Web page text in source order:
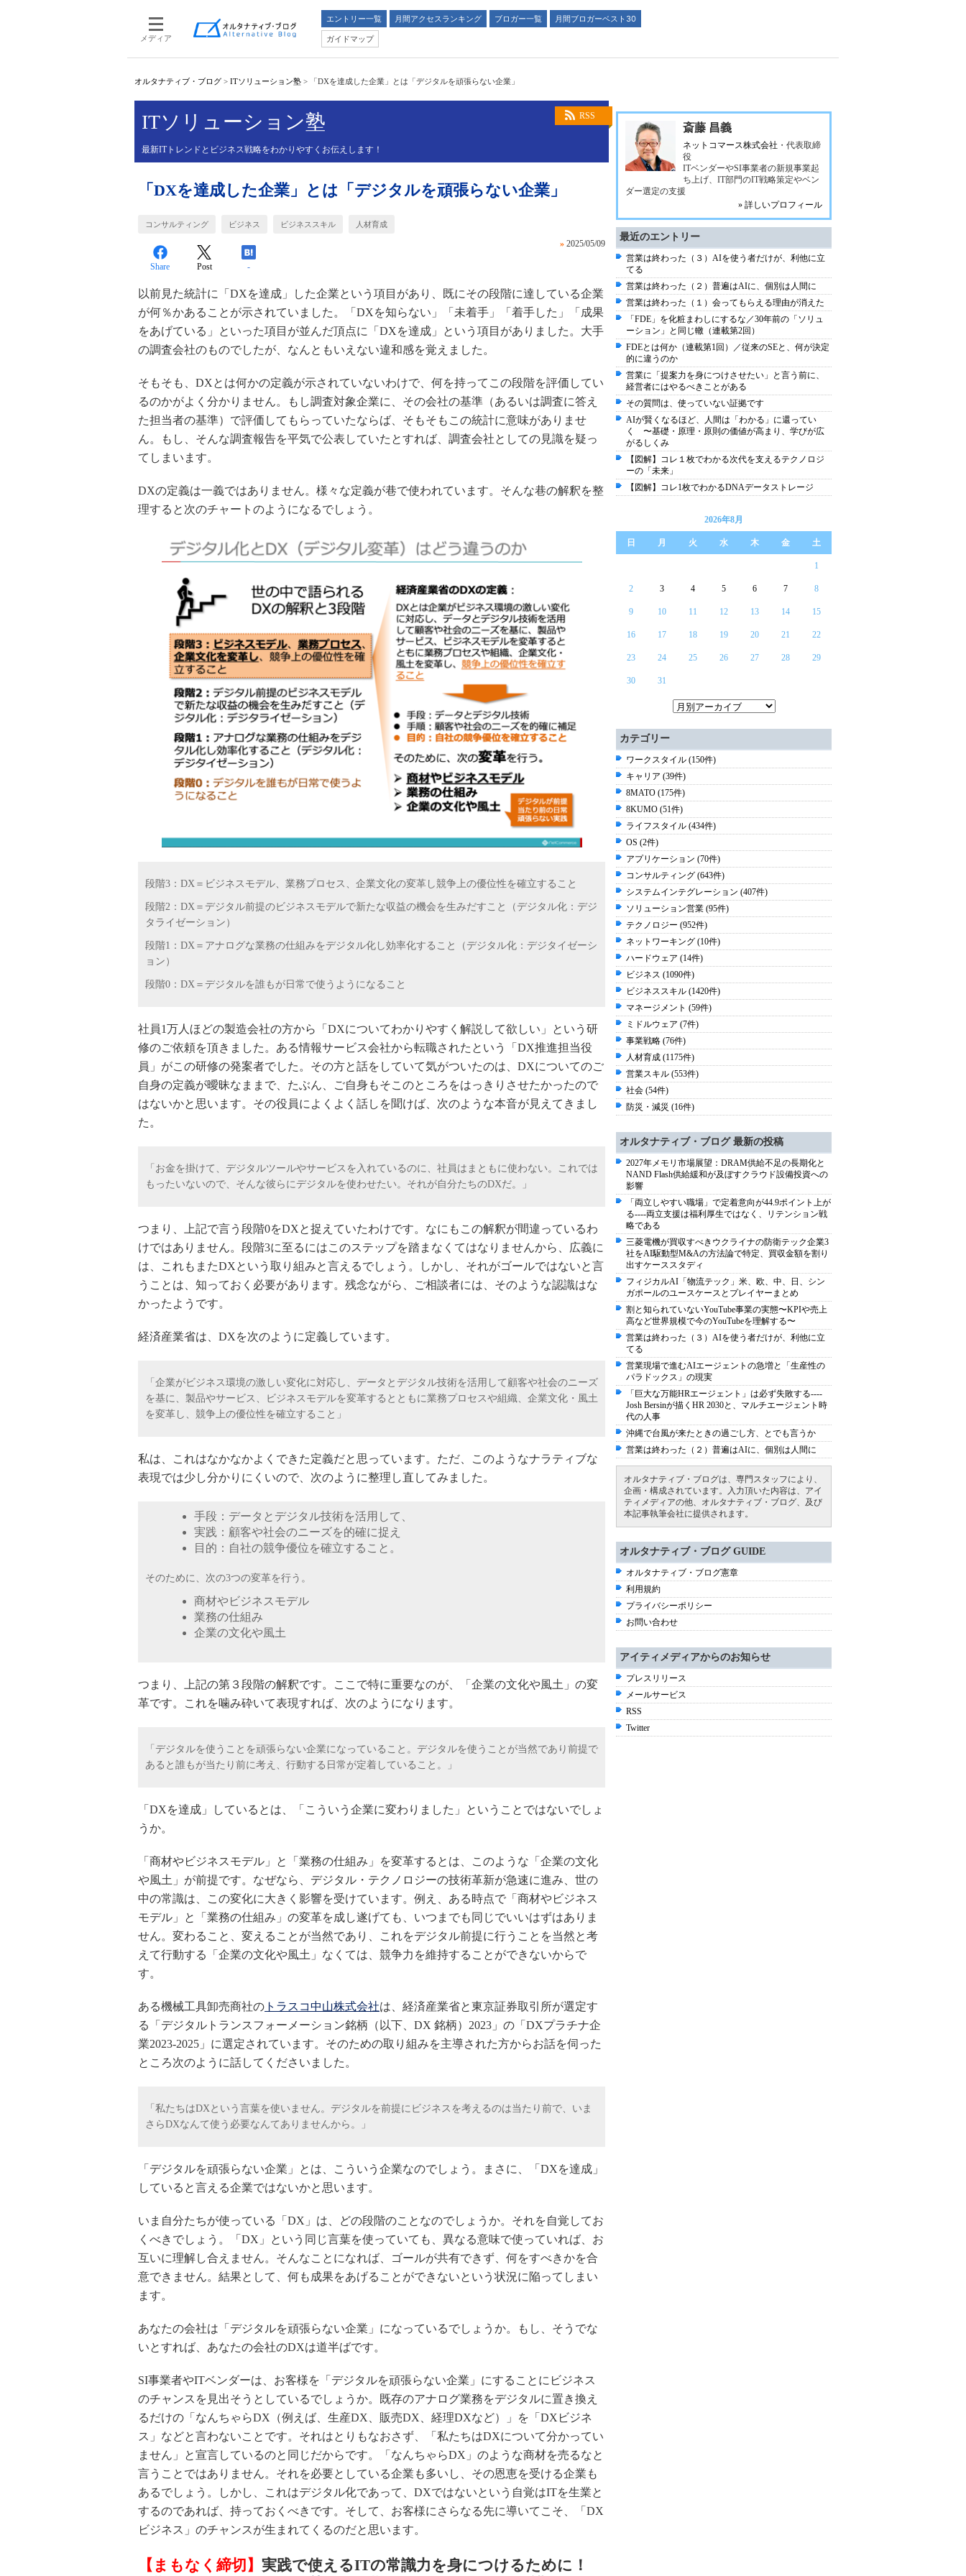
メディア
エントリー一覧 月間アクセスランキング ブロガー一覧
月間ブロガーベスト30
ガイドマップ
オルタナティブ・ブログ > ITソリューション塾 > 「DXを達成した企業」とは「デジタルを頑張らない企業」
RSS
ITソリューション塾
最新ITトレンドとビジネス戦略をわかりやすくお伝えします！
「DXを達成した企業」とは「デジタルを頑張らない企業」
コンサルティング ビジネス ビジネススキル 人材育成
» 2025/05/09
Share Post -
以前見た統計に「 DXを達成」した企業という項目があり、既にその段階に達している企業
が何％かあることが示されていました。「 DXを知らない」「未着手」「着手した」「成果
をあげている」といった項目が並んだ頂点に「 DXを達成」という項目がありました。大手
の調査会社のものでしたが、なんともいえない違和感を覚えました。
そもそも、 DXとは何かの定義が示されていないわけで、何を持ってこの段階を評価してい
るのかがよく分かりません。もし調査対象企業に、その会社の基準（あるいは調査に答え
た担当者の基準）で評価してもらっていたならば、そもそもこの統計に意味がありませ
ん。もし、そんな調査報告を平気で公表していたとすれば、調査会社としての見識を疑っ
てしまいます。
DXの定義は一義ではありません。様々な定義が巷で使われています。そんな巷の解釈を整
理すると次のチャートのようになるでしょう。
段階3 ： DX ＝ビジネスモデル、業務プロセス、企業文化の変革し競争上の優位性を確立すること
段階2 ： DX ＝デジタル前提のビジネスモデルで新たな収益の機会を生みだすこと（デジタル化：デジ
タライゼーション）
段階1 ： DX ＝アナログな業務の仕組みをデジタル化し効率化すること（デジタル化：デジタイゼーシ
ョン）
段階0 ： DX ＝デジタルを誰もが日常で使うようになること
社員1万人ほどの製造会社の方から「 DXについてわかりやすく解説して欲しい」という研
修のご依頼を頂きました。ある情報サービス会社から転職されたという「 DX推進担当役
員」がこの研修の発案者でした。その方と話をしていて気がついたのは、 DXについてのご
自身の定義が曖昧なままで、たぶん、ご自身もそこのところをはっきりさせたかったので
はないかと思います。その役員によくよく話しを聞けば、次のような本音が見えてきまし
た。
「お金を掛けて、デジタルツールやサービスを入れているのに、社員はまともに使わない。これでは
もったいないので、そんな彼らにデジタルを使わせたい。それが自分たちのDXだ。」
つまり、上記で言う段階0をDXと捉えていたわけです。なにもこの解釈が間違っているわ
けではありません。段階3に至るにはこのステップを踏まなくてはなりませんから、広義に
は、これもまたDXという取り組みと言えるでしょう。しかし、それがゴールではないと言
うことは、知っておく必要があります。残念ながら、ご相談者には、そのような認識はな
かったようです。
経済産業省は、 DXを次のように定義しています。
「企業がビジネス環境の激しい変化に対応し、データとデジタル技術を活用して顧客や社会のニーズ
を基に、製品やサービス、ビジネスモデルを変革するとともに業務プロセスや組織、企業文化・風土
を変革し、競争上の優位性を確立すること」
私は、これはなかなかよくできた定義だと思っています。ただ、このようなナラティブな
表現では少し分かりにくいので、次のように整理し直してみました。
手段：データとデジタル技術を活用して、
実践：顧客や社会のニーズを的確に捉え
目的：自社の競争優位を確立すること。
そのために、次の3つの変革を行う。
商材やビジネスモデル
業務の仕組み
企業の文化や風土
つまり、上記の第３段階の解釈です。ここで特に重要なのが、「企業の文化や風土」の変
革です。これを噛み砕いて表現すれば、次のようになります。
「デジタルを使うことを頑張らない企業になっていること。デジタルを使うことが当然であり前提で
あると誰もが当たり前に考え、行動する日常が定着していること。」
「 DXを達成」しているとは、「こういう企業に変わりました」ということではないでしょ
うか。
「商材やビジネスモデル」と「業務の仕組み」を変革するとは、このような「企業の文化
や風土」が前提です。なぜなら、デジタル・テクノロジーの技術革新が急速に進み、世の
中の常識は、この変化に大きく影響を受けています。例え、ある時点で「商材やビジネス
モデル」と「業務の仕組み」の変革を成し遂げても、いつまでも同じでいいはずはありま
せん。変わること、変えることが当然であり、これをデジタル前提に行うことを当然と考
えて行動する「企業の文化や風土」なくては、競争力を維持することができないからで
す。
ある機械工具卸売商社の トラスコ中山株式会社は、経済産業省と東京証券取引所が選定す
る「デジタルトランスフォーメーション銘柄（以下、 DX 銘柄） 2023 」の「 DXプラチナ企
業2023-2025 」に選定されています。そのための取り組みを主導された方からお話を伺った
ところ次のように話してくださいました。
「私たちはDX という言葉を使いません。デジタルを前提にビジネスを考えるのは当たり前で、いま
さらDXなんて使う必要なんてありませんから。」
「デジタルを頑張らない企業」とは、こういう企業なのでしょう。まさに、「 DXを達成」
していると言える企業ではないかと思います。
いま自分たちが使っている「 DX 」は、どの段階のことなのでしょうか。それを自覚してお
くべきでしょう。「 DX 」という同じ言葉を使っていても、異なる意味で使っていれば、お
互いに理解し合えません。そんなことになれば、ゴールが共有できず、何をすべきかを合
意できません。結果として、何も成果をあげることができないという状況に陥ってしまい
ます。
あなたの会社は「デジタルを頑張らない企業」になっているでしょうか。もし、そうでな
いとすれば、あなたの会社のDXは道半ばです。
SI事業者やITベンダーは、お客様を「デジタルを頑張らない企業」にすることにビジネス
のチャンスを見出そうとしているでしょうか。既存のアナログ業務をデジタルに置き換え
るだけの「なんちゃらDX （例えば、生産DX 、販売DX 、経理DXなど）」を「 DX ビジネ
ス」などと言わないことです。それはとりもなおさず、「私たちはDXについて分かってい
ません」と宣言しているのと同じだからです。「なんちゃらDX 」のような商材を売るなと
言うことではありません。それを必要としている企業も多いし、その恩恵を受ける企業も
あるでしょう。しかし、これはデジタル化であって、 DXではないという自覚はITを生業と
するのであれば、持っておくべきです。そして、お客様にさらなる先に導いてこそ、「 DX
ビジネス」のチャンスが生まれてくるのだと思います。
【まもなく締切】 実践で使えるITの常識力を身につけるために！
斎藤 昌義
ネットコマース株式会社 ・代表取締
役
ITベンダーやSI事業者の新規事業起
ち上げ、IT部門のIT戦略策定やベン
ダー選定の支援
» 詳しいプロフィール
最近のエントリー
営業は終わった（３）AIを使う者だけが、利他に立
てる
営業は終わった（２）普遍はAIに、個別は人間に
営業は終わった（１）会ってもらえる理由が消えた
「FDE」を化粧まわしにするな／30年前の「ソリュ
ーション」と同じ轍（連載第2回）
FDEとは何か（連載第1回）／従来のSEと、何が決定
的に違うのか
営業に「提案力を身につけさせたい」と言う前に、
経営者にはやるべきことがある
その質問は、使っていない証拠です
AIが賢くなるほど、人間は「わかる」に還ってい
く 〜基礎・原理・原則の価値が高まり、学びが広
がるしくみ
【図解】コレ１枚でわかる次代を支えるテクノロジ
ーの「未来」
【図解】コレ1枚でわかるDNAデータストレージ
2026年8月
日 月 火 水 木 金 土
1
2 3 4 5 6 7 8
9 10 11 12 13 14 15
16 17 18 19 20 21 22
23 24 25 26 27 28 29
30 31
カテゴリー
ワークスタイル (150件)
キャリア (39件)
8MATO (175件)
8KUMO (51件)
ライフスタイル (434件)
OS (2件)
アプリケーション (70件)
コンサルティング (643件)
システムインテグレーション (407件)
ソリューション営業 (95件)
テクノロジー (952件)
ネットワーキング (10件)
ハードウェア (14件)
ビジネス (1090件)
ビジネススキル (1420件)
マネージメント (59件)
ミドルウェア (7件)
事業戦略 (76件)
人材育成 (1175件)
営業スキル (553件)
社会 (54件)
防災・減災 (16件)
オルタナティブ・ブログ 最新の投稿
2027年メモリ市場展望：DRAM供給不足の長期化と
NAND Flash供給緩和が及ぼすクラウド設備投資への
影響
「両立しやすい職場」で定着意向が44.9ポイント上が
る----両立支援は福利厚生ではなく、リテンション戦
略である
三菱電機が買収すべきウクライナの防衛テック企業3
社をAI駆動型M&Aの方法論で特定、買収金額を割り
出すケーススタディ
フィジカルAI「物流テック」米、欧、中、日、シン
ガポールのユースケースとプレイヤーまとめ
割と知られていないYouTube事業の実態〜KPIや売上
高など世界規模で今のYouTubeを理解する〜
営業は終わった（３）AIを使う者だけが、利他に立
てる
営業現場で進むAIエージェントの急増と「生産性の
パラドックス」の現実
「巨大な万能HRエージェント」は必ず失敗する----
Josh Bersinが描くHR 2030と、マルチエージェント時
代の人事
沖縄で台風が来たときの過ごし方、とでも言うか
営業は終わった（２）普遍はAIに、個別は人間に
オルタナティブ・ブログは、専門スタッフにより、
企画・構成されています。入力頂いた内容は、アイ
ティメディアの他、オルタナティブ・ブログ、及び
本記事執筆会社に提供されます。
オルタナティブ・ブログ GUIDE
オルタナティブ・ブログ憲章
利用規約
プライバシーポリシー
お問い合わせ
アイティメディアからのお知らせ
プレスリリース
メールサービス
RSS
Twitter